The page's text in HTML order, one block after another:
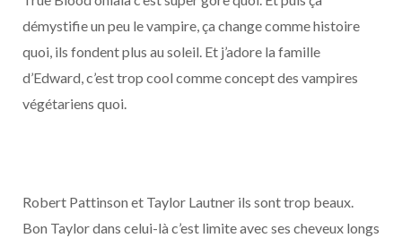
démystifie un peu le vampire, ça change comme histoire
quoi, ils fondent plus au soleil. Et j’adore la famille
d’Edward, c’est trop cool comme concept des vampires
végétariens quoi.
Robert Pattinson et Taylor Lautner ils sont trop beaux.
Bon Taylor dans celui-là c’est limite avec ses cheveux longs